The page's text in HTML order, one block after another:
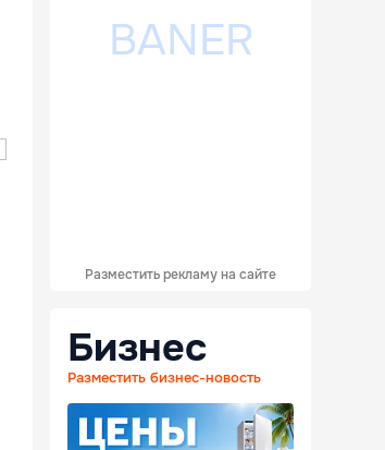
Разместить рекламу на сайте
Бизнес
Разместить бизнес-новость